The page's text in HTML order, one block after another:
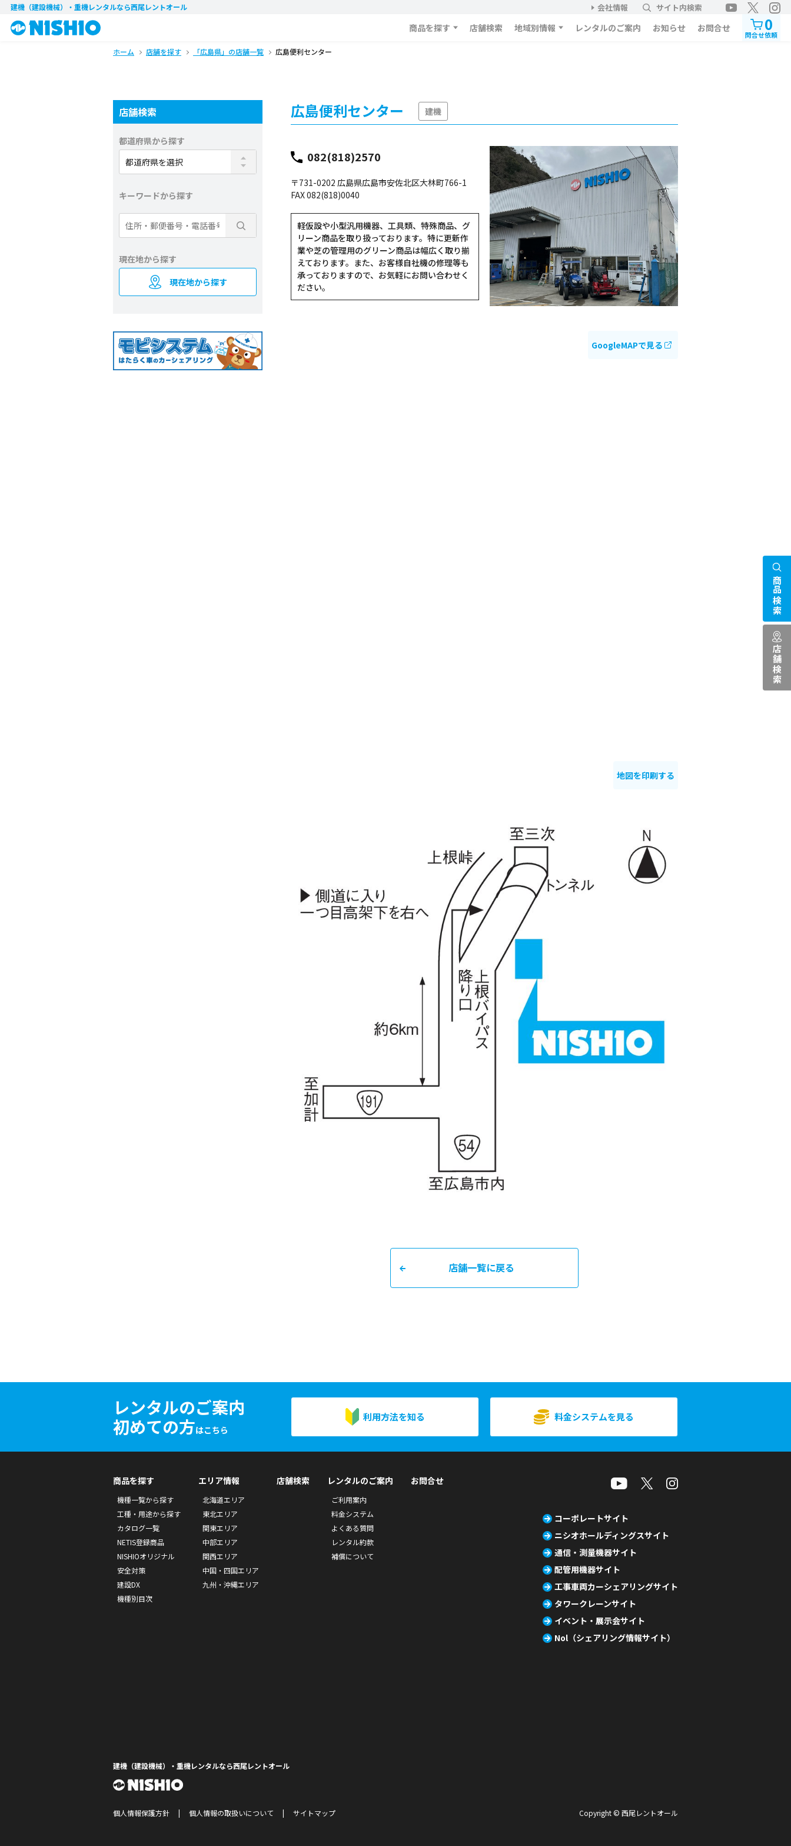
建機（建設機械）・重機レンタルなら西尾レントオール 会社情報 サイト内検索
商品を探す 店舗検索 地域別情報 レンタルのご案内 お知らせ お問合せ 0
問合せ依頼
ホーム 店舗を探す 「広島県」の店舗一覧 広島便利センター
広島便利センター 建機
082(818)2570
〒731-0202 広島県広島市安佐北区大林町766-1
FAX 082(818)0040
軽仮設や小型汎用機器、工具類、特殊商品、グ
リーン商品を取り扱っております。特に更新作
業や芝の管理用のグリーン商品は幅広く取り揃
えております。また、お客様自社機の修理等も
承っておりますので、お気軽にお問い合わせく
ださい。
GoogleMAPで見る
地図を印刷する
店舗一覧に戻る
店舗検索
都道府県から探す
キーワードから探す
現在地から探す
現在地から探す
レンタルのご案内
初めての方はこちら
利用方法を知る 料金システムを見る
商品検索
店舗検索
商品を探す
機種一覧から探す
工種・用途から探す
カタログ一覧
NETIS登録商品
NISHIOオリジナル
安全対策
建設DX
機種別目次
エリア情報
北海道エリア
東北エリア
関東エリア
中部エリア
関西エリア
中国・四国エリア
九州・沖縄エリア
店舗検索 レンタルのご案内
ご利用案内
料金システム
よくある質問
レンタル約款
補償について
お問合せ
コーポレートサイト
ニシオホールディングスサイト
通信・測量機器サイト
配管用機器サイト
工事車両カーシェアリングサイト
タワークレーンサイト
イベント・展示会サイト
Nol（シェアリング情報サイト）
建機（建設機械）・重機レンタルなら西尾レントオール
個人情報保護方針 個人情報の取扱いについて サイトマップ Copyright © 西尾レントオール